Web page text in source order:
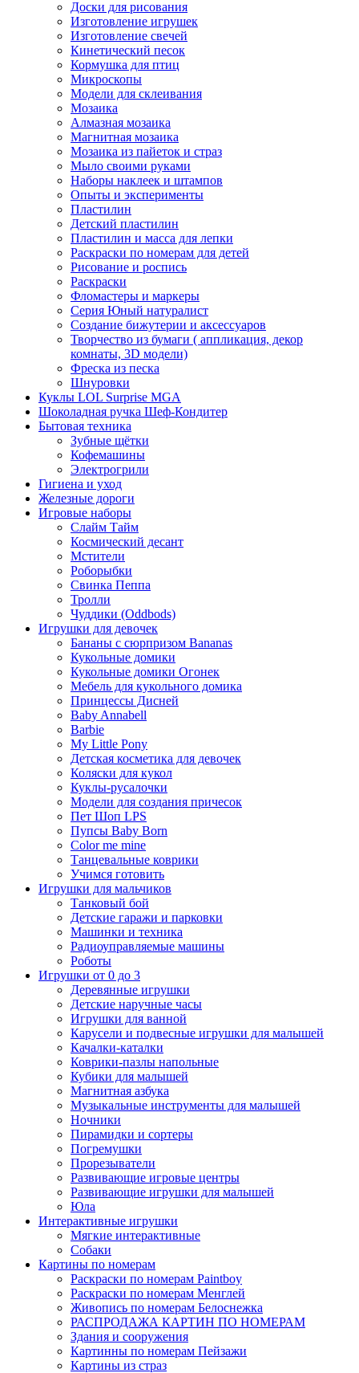
Доски для рисования
Изготовление игрушек
Изготовление свечей
Кинетический песок
Кормушка для птиц
Микроскопы
Модели для склеивания
Мозаика
Алмазная мозаика
Магнитная мозаика
Мозаика из пайеток и страз
Мыло своими руками
Наборы наклеек и штампов
Опыты и эксперименты
Пластилин
Детский пластилин
Пластилин и масса для лепки
Раскраски по номерам для детей
Рисование и роспись
Раскраски
Фломастеры и маркеры
Серия Юный натуралист
Создание бижутерии и аксессуаров
Творчество из бумаги ( аппликация, декор
комнаты, 3D модели)
Фреска из песка
Шнуровки
Куклы LOL Surprise MGA
Шоколадная ручка Шеф-Кондитер
Бытовая техника
Зубные щётки
Кофемашины
Электрогрили
Гигиена и уход
Железные дороги
Игровые наборы
Слайм Тайм
Космический десант
Мстители
Роборыбки
Свинка Пеппа
Тролли
Чуддики (Oddbods)
Игрушки для девочек
Бананы с сюрпризом Bananas
Кукольные домики
Кукольные домики Огонек
Мебель для кукольного домика
Принцессы Дисней
Baby Annabell
Barbie
My Little Pony
Детская косметика для девочек
Коляски для кукол
Куклы-русалочки
Модели для создания причесок
Пет Шоп LPS
Пупсы Baby Born
Сolor me mine
Танцевальные коврики
Учимся готовить
Игрушки для мальчиков
Танковый бой
Детские гаражи и парковки
Машинки и техника
Радиоуправляемые машины
Роботы
Игрушки от 0 до 3
Деревянные игрушки
Детские наручные часы
Игрушки для ванной
Карусели и подвесные игрушки для малышей
Качалки-каталки
Коврики-пазлы напольные
Кубики для малышей
Магнитная азбука
Музыкальные инструменты для малышей
Ночники
Пирамидки и сортеры
Погремушки
Прорезыватели
Развивающие игровые центры
Развивающие игрушки для малышей
Юла
Интерактивные игрушки
Мягкие интерактивные
Собаки
Картины по номерам
Раскраски по номерам Paintboy
Раскраски по номерам Менглей
Живопись по номерам Белоснежка
РАСПРОДАЖА КАРТИН ПО НОМЕРАМ
Здания и сооружения
Картинны по номерам Пейзажи
Картины из страз